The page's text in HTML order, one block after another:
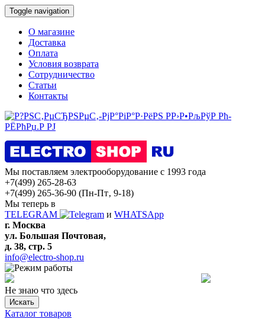
Toggle navigation
О магазине
Доставка
Оплата
Условия возврата
Сотрудничество
Статьи
Контакты
Мы поставляем электрооборудование с 1993 года
+7(499) 265-28-63
+7(499) 265-36-90 (Пн-Пт‚ 9-18)
Мы теперь в
TELEGRAM
и WHATSApp
г. Москва
ул. Большая Почтовая,
д. 38, стр. 5
info@electro-shop.ru
Не знаю что здесь
Искать
Каталог товаров